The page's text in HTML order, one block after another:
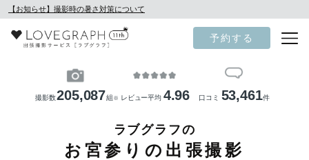
【お知らせ】撮影時の暑さ対策について
予約する
撮影数205,087組 ※ レビュー平均 4.96 口コミ 53,461件
ラブグラフの
お宮参りの出張撮影